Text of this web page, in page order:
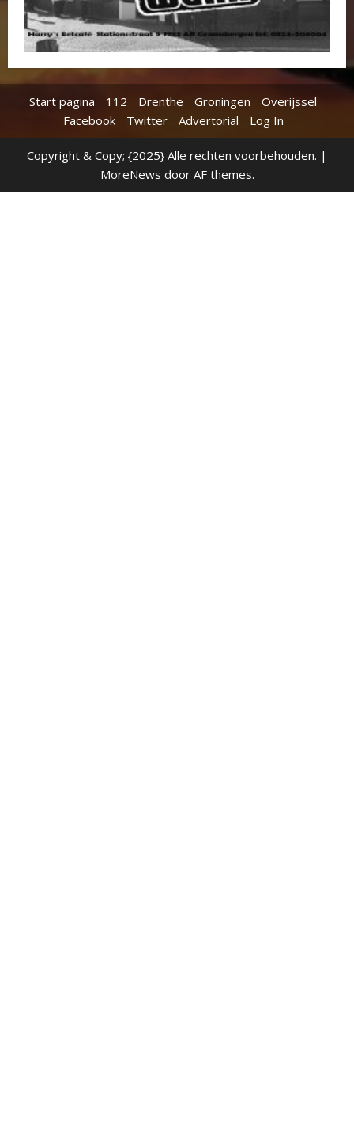
Start pagina 112 Drenthe Groningen
Overijssel
Facebook
Twitter Advertorial Log In
Copyright & Copy; {2025} Alle rechten voorbehouden. |
MoreNews door AF themes.